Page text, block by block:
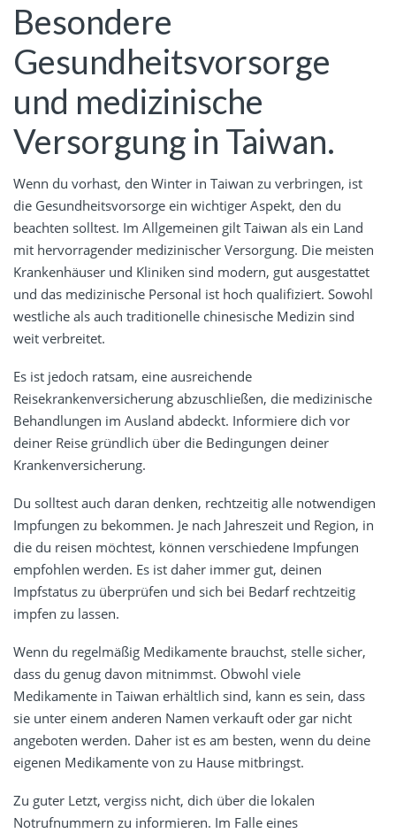
Besondere
Gesundheitsvorsorge
und medizinische
Versorgung in Taiwan.
Wenn du vorhast, den Winter in Taiwan zu verbringen, ist
die Gesundheitsvorsorge ein wichtiger Aspekt, den du
beachten solltest. Im Allgemeinen gilt Taiwan als ein Land
mit hervorragender medizinischer Versorgung. Die meisten
Krankenhäuser und Kliniken sind modern, gut ausgestattet
und das medizinische Personal ist hoch qualifiziert. Sowohl
westliche als auch traditionelle chinesische Medizin sind
weit verbreitet.
Es ist jedoch ratsam, eine ausreichende
Reisekrankenversicherung abzuschließen, die medizinische
Behandlungen im Ausland abdeckt. Informiere dich vor
deiner Reise gründlich über die Bedingungen deiner
Krankenversicherung.
Du solltest auch daran denken, rechtzeitig alle notwendigen
Impfungen zu bekommen. Je nach Jahreszeit und Region, in
die du reisen möchtest, können verschiedene Impfungen
empfohlen werden. Es ist daher immer gut, deinen
Impfstatus zu überprüfen und sich bei Bedarf rechtzeitig
impfen zu lassen.
Wenn du regelmäßig Medikamente brauchst, stelle sicher,
dass du genug davon mitnimmst. Obwohl viele
Medikamente in Taiwan erhältlich sind, kann es sein, dass
sie unter einem anderen Namen verkauft oder gar nicht
angeboten werden. Daher ist es am besten, wenn du deine
eigenen Medikamente von zu Hause mitbringst.
Zu guter Letzt, vergiss nicht, dich über die lokalen
Notrufnummern zu informieren. Im Falle eines